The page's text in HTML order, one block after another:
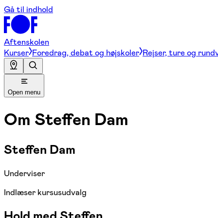
Gå til indhold
Aftenskolen
Kurser Foredrag, debat og højskoler Rejser, ture og
Open menu
Om Steffen Dam
Steffen Dam
Underviser
Indlæser kursusudvalg